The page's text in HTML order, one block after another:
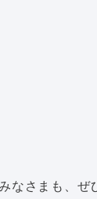
なさまも、ぜ